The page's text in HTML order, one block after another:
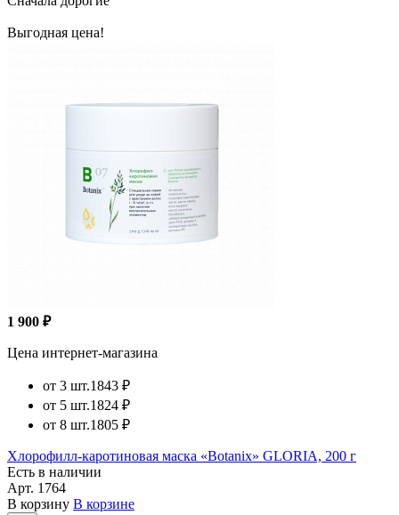
Выгодная цена!
1 900 ₽
Цена интернет-магазина
от 3 шт.1843 ₽
от 5 шт.1824 ₽
от 8 шт.1805 ₽
Хлорофилл-каротиновая маска «Botanix» GLORIA, 200 г
Есть в наличии
Арт. 1764
В корзину В корзине